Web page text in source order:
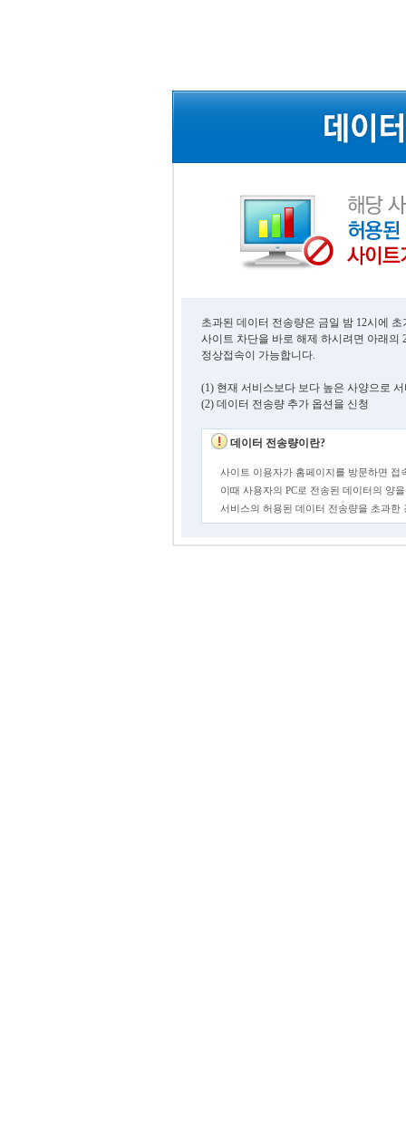
초과된 데이터 전송량은 금일 밤 12시에
사이트 차단을 바로 해제 하시려면 아래의
정상접속이 가능합니다.
(1) 현재 서비스보다 보다 높은 사양으로
(2) 데이터 전송량 추가 옵션을 신청
데이터 전송량이란?
사이트 이용자가 홈페이지를 방문하면 접
이때 사용자의 PC로 전송된 데이터의 양
서비스의 허용된 데이터 전송량을 초과